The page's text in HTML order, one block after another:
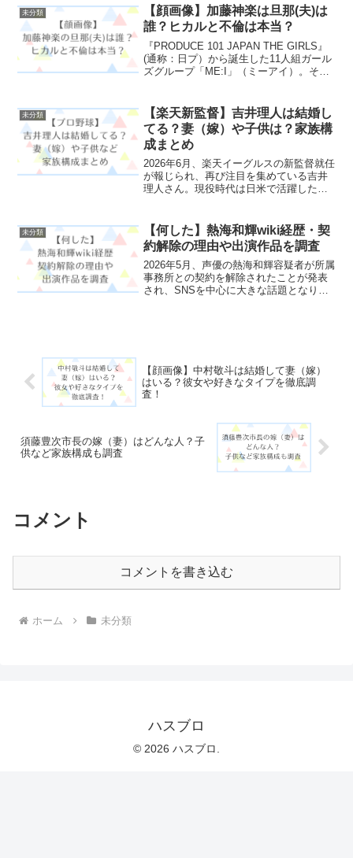
た？」「妻（嫁）はどんな人？」「子供
はいるの？」といった家...
未分類
【顔画像】加藤神楽は旦那(夫)は
誰？ヒカルと不倫は本当？
『PRODUCE 101 JAPAN THE GIRLS』
(通称：日プ）から誕生した11人組ガール
ズグループ「ME:I」（ミーアイ）。その
さん。今後の活躍が期待されて...
未分類
【楽天新監督】吉井理人は結婚し
てる？妻（嫁）や子供は？家族構
成まとめ
2026年6月、楽天イーグルスの新監督就任
が報じられ、再び注目を集めている吉井
理人さん。現役時代は日米で活躍した名
そんな吉井さんですが、「結婚している
の？」「奥さんはど...
未分類
【何した】熱海和輝wiki経歴・契
約解除の理由や出演作品を調査
2026年5月、声優の熱海和輝容疑者が所属
事務所との契約を解除されたことが発表
され、SNSを中心に大きな話題となりま
【顔画像】中村敬斗は結婚して妻（嫁）
はいる？彼女や好きなタイプを徹底調
査！
須藤豊次市長の嫁（妻）はどんな人？子
供など家族構成も調査
コメント
コメントを書き込む
ホーム 未分類
ハスブロ
© 2026 ハスブロ.